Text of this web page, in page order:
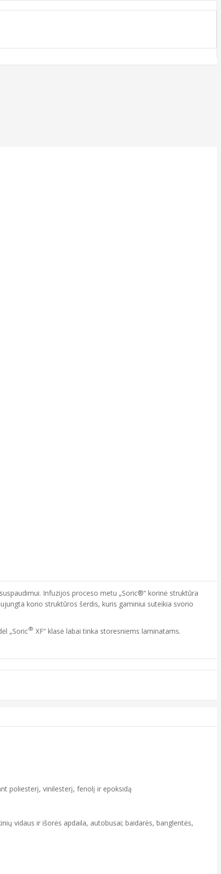
Infuzijos proceso metu „Soric®“ korinė struktūra
korio struktūros šerdis, kuris gaminiui suteikia svorio
„Soric® XF“ klasė labai tinka storesniems laminatams.
poliesterį, vinilesterį, fenolį ir epoksidą
vidaus ir išorės apdaila, autobusai; baidarės, banglentės,